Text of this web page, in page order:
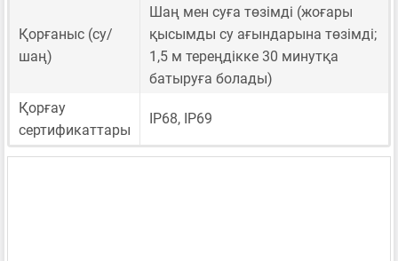
Қорғаныс (су/
шаң)
Шаң мен суға төзімді (жоғары
қысымды су ағындарына төзімді;
1,5 м тереңдікке 30 минутқа
батыруға болады)
Қорғау
сертификаттары
IP68, IP69